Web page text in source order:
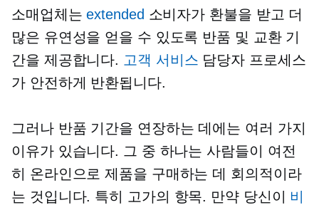
소매업체는extended 소비자가 환불을 받고 더
많은 유연성을 얻을 수 있도록 반품 및 교환 기
간을 제공합니다. 고객 서비스 담당자 프로세스
가 안전하게 반환됩니다.
그러나 반품 기간을 연장하는 데에는 여러 가지
이유가 있습니다. 그 중 하나는 사람들이 여전
히 온라인으로 제품을 구매하는 데 회의적이라
는 것입니다. 특히
고가의 항목. 만약 당신이 비